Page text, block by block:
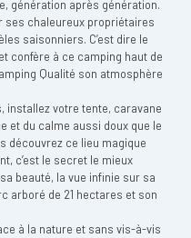
génération après génération.
ses chaleureux propriétaires
saisonniers. C’est dire le
confère à ce camping haut de
Qualité son atmosphère
votre tente, caravane
et du calme aussi doux que le
découvrez ce lieu magique
c’est le secret le mieux
beauté, la vue infinie sur sa
arboré de 21 hectares et son
à la nature et sans vis-­à-vis